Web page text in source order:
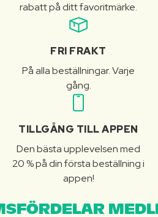
rabatt på ditt favoritmärke.
FRI FRAKT
På alla beställningar. Varje
gång.
TILLGÅNG TILL APPEN
Den bästa upplevelsen med
20 % på din första beställning i
appen!